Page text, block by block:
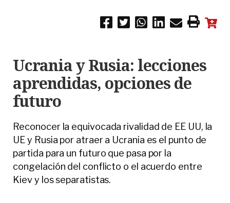
Ucrania y Rusia: lecciones
aprendidas, opciones de
futuro
Reconocer la equivocada rivalidad de EE UU, la
UE y Rusia por atraer a Ucrania es el punto de
partida para un futuro que pasa por la
congelación del conflicto o el acuerdo entre
Kiev y los separatistas.